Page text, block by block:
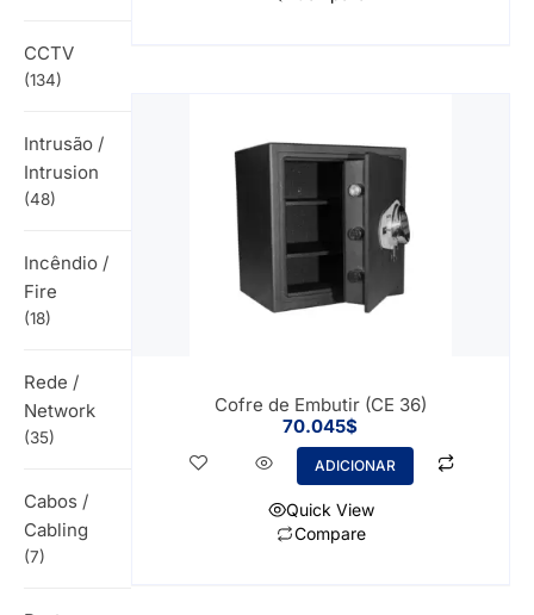
CCTV
(134)
Intrusão /
Intrusion
(48)
Incêndio /
Fire
(18)
Rede /
Network
(35)
Cabos /
Cabling
(7)
Cofre de Embutir (CE 36)
70.045$
ADICIONAR
Quick View
Compare